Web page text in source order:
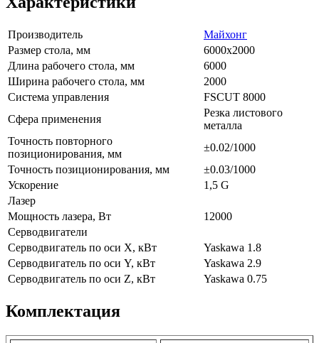
Производитель
Майхонг
Размер стола, мм
6000х2000
Длина рабочего стола, мм
6000
Ширина рабочего стола, мм
2000
Система управления
FSCUT 8000
Сфера применения
Резка листового
металла
Точность повторного
позиционирования, мм
±0.02/1000
Точность позиционирования, мм
±0.03/1000
Ускорение
1,5 G
Лазер
Мощность лазера, Вт
12000
Серводвигатели
Серводвигатель по оси X, кВт
Yaskawa 1.8
Серводвигатель по оси Y, кВт
Yaskawa 2.9
Серводвигатель по оси Z, кВт
Yaskawa 0.75
Комплектация